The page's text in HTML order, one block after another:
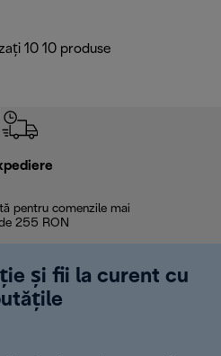
10 10 produse
pentru comenzile mai
255 RON
și fii la curent cu